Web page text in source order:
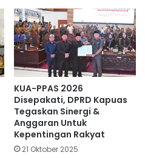
KUA-PPAS 2026
Disepakati, DPRD Kapuas
Tegaskan Sinergi &
Anggaran Untuk
Kepentingan Rakyat
21 Oktober 2025